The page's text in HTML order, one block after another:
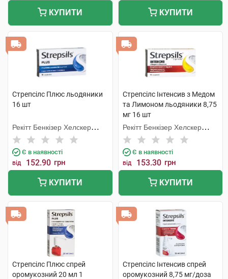
КУПИТИ КУПИТИ
Стрепсілс Плюс льодяники
16 шт
Рекітт Бенкізер Хелскер
Інтернешнл
Є в наявності
від 152.90 грн
КУПИТИ
Стрепсілс Інтенсив з Медом
та Лимоном льодяники 8,75
мг 16 шт
Рекітт Бенкізер Хелскер
Інтернешнл
Є в наявності
від 153.30 грн
КУПИТИ
Стрепсілс Плюс спрей
оромукозний 20 мл 1
Стрепсілс Інтенсив спрей
оромукозний 8,75 мг/доза